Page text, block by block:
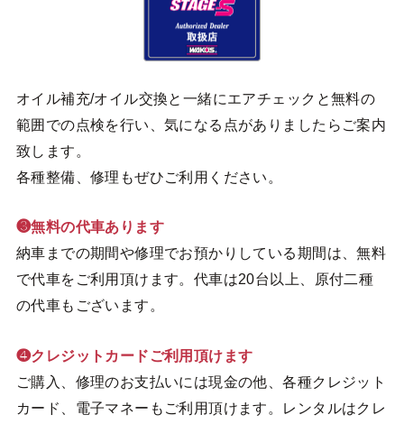
オイル補充/オイル交換と一緒にエアチェックと無料の
範囲での点検を行い、気になる点がありましたらご案内
致します。
各種整備、修理もぜひご利用ください。
❸無料の代車あります
納車までの期間や修理でお預かりしている期間は、無料
で代車をご利用頂けます。代車は20台以上、原付二種
の代車もございます。
❹クレジットカードご利用頂けます
ご購入、修理のお支払いには現金の他、各種クレジット
カード、電子マネーもご利用頂けます。レンタルはクレ